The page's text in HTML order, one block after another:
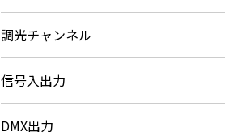
調光チャンネル
信号入出力
DMX出力